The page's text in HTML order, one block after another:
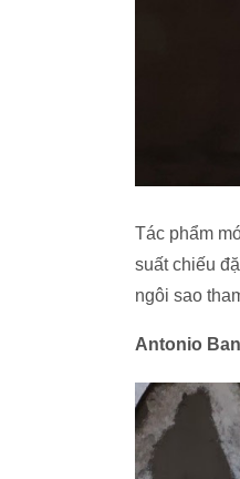
Tác phẩm
suất chiếu
ngôi sao
Antonio